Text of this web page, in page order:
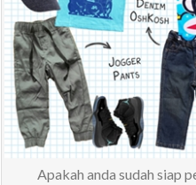
Apakah anda sudah siap